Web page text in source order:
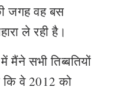
जगह वह बस
ले रही है।
मैंने सभी तिब्बतियों
वे 2012 को